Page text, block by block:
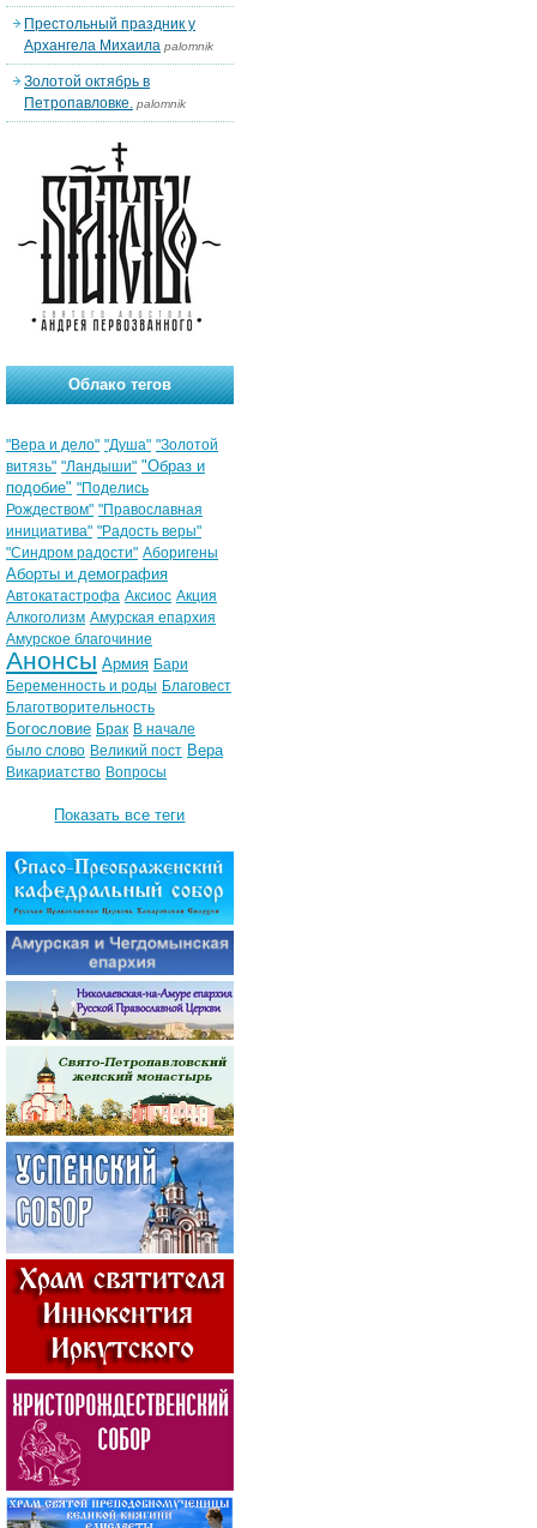
Престольный праздник у
Архангела Михаила palomnik
Золотой октябрь в
Петропавловке. palomnik
Облако тегов
"Вера и дело" "Душа" "Золотой
витязь" "Ландыши" "Образ и
подобие" "Поделись
Рождеством" "Православная
инициатива" "Радость веры"
"Синдром радости" Аборигены
Аборты и демография
Автокатастрофа Аксиос Акция
Алкоголизм Амурская епархия
Амурское благочиние
Анонсы Армия Бари
Беременность и роды Благовест
Благотворительность
Богословие Брак В начале
было слово Великий пост Вера
Викариатство Вопросы
Показать все теги